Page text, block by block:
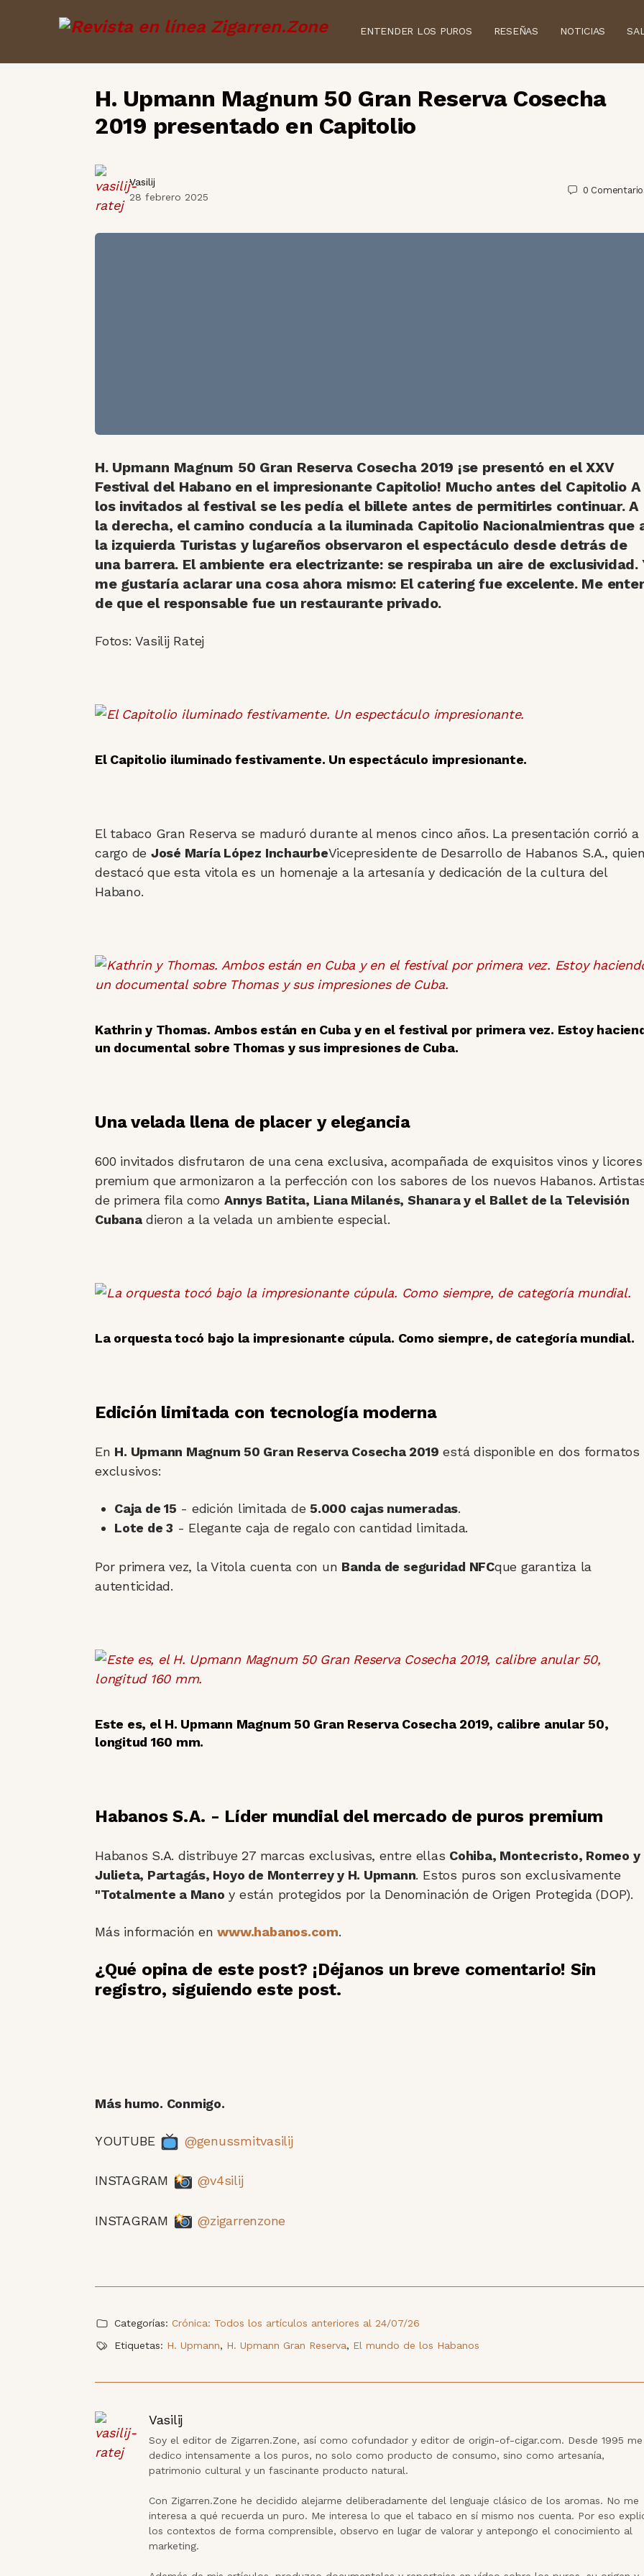
ENTENDER LOS PUROS RESEÑAS NOTICIAS
H. Upmann Magnum 50 Gran Reserva Cosecha
2019 presentado en Capitolio
Vasilij
28 febrero 2025
0
H. Upmann Magnum 50 Gran Reserva Cosecha 2019 ¡se presentó en el XXV
Festival del Habano en el impresionante Capitolio! Mucho antes del CapitolioA
los invitados al festival se les pedía el billete antes de permitirles continuar. A
la derecha, el camino conducía a la iluminada Capitolio Nacionalmientras que
la izquierda Turistas y lugareños observaron el espectáculo desde detrás de
una barrera. El ambiente era electrizante: se respiraba un aire de exclusividad.
me gustaría aclarar una cosa ahora mismo: El catering fue excelente. Me
de que el responsable fue un restaurante privado.
Fotos: Vasilij Ratej
El Capitolio iluminado festivamente. Un espectáculo impresionante.
El tabaco Gran Reserva se maduró durante al menos cinco años. La presentación corrió a
cargo de José María López InchaurbeVicepresidente de Desarrollo de Habanos S.A.,
destacó que esta vitola es un homenaje a la artesanía y dedicación de la cultura del
Habano.
Kathrin y Thomas. Ambos están en Cuba y en el festival por primera vez. Estoy
un documental sobre Thomas y sus impresiones de Cuba.
Una velada llena de placer y elegancia
600 invitados disfrutaron de una cena exclusiva, acompañada de exquisitos vinos y licores
premium que armonizaron a la perfección con los sabores de los nuevos Habanos.
de primera fila como Annys Batita, Liana Milanés, Shanara y el Ballet de la Televisión
Cubanadieron a la velada un ambiente especial.
La orquesta tocó bajo la impresionante cúpula. Como siempre, de categoría mundial.
Edición limitada con tecnología moderna
En H. Upmann Magnum 50 Gran Reserva Cosecha 2019 está disponible en dos formatos
exclusivos:
Caja de 15 - edición limitada de5.000 cajas numeradas.
Lote de 3 - Elegante caja de regalo con cantidad limitada.
Por primera vez, la Vitola cuenta con un Banda de seguridad NFCque garantiza la
autenticidad.
Este es, el H. Upmann Magnum 50 Gran Reserva Cosecha 2019, calibre anular 50,
longitud 160 mm.
Habanos S.A. - Líder mundial del mercado de puros premium
Habanos S.A. distribuye 27 marcas exclusivas, entre ellas Cohiba, Montecristo, Romeo y
Julieta, Partagás, Hoyo de Monterrey y H. Upmann. Estos puros son exclusivamente
"Totalmente a Mano y están protegidos por la Denominación de Origen Protegida (DOP).
Más información enwww.habanos.com.
¿Qué opina de este post? ¡Déjanos un breve comentario! Sin
registro, siguiendo este post.
Más humo. Conmigo.
YOUTUBE @genussmitvasilij
INSTAGRAM @v4silij
INSTAGRAM @zigarrenzone
Categorías: Crónica: Todos los artículos anteriores al 24/07/26
Etiquetas: H. Upmann, H. Upmann Gran Reserva, El mundo de los Habanos
Vasilij
Soy el editor de Zigarren.Zone, así como cofundador y editor de origin-of-cigar.com. Desde 1995 me
dedico intensamente a los puros, no solo como producto de consumo, sino como artesanía,
patrimonio cultural y un fascinante producto natural.
Con Zigarren.Zone he decidido alejarme deliberadamente del lenguaje clásico de los aromas. No me
interesa a qué recuerda un puro. Me interesa lo que el tabaco en sí mismo nos cuenta. Por eso
los contextos de forma comprensible, observo en lugar de valorar y antepongo el conocimiento al
marketing.